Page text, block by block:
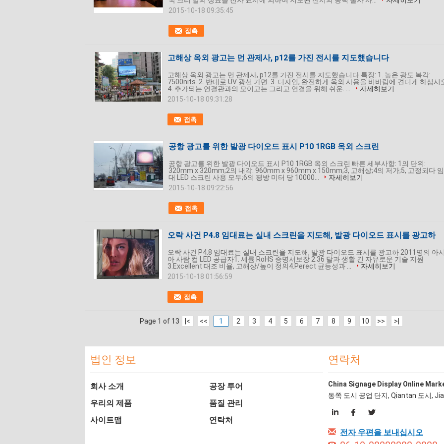
접촉
2015-10-18 09:35:45
고해상 옥외 광고는 먼 관제사, p12를 가진 전시를 지도했습니다
접촉
고해상 옥외 광고는 먼 관제사, p12를 가진 전시를 지도했습니다 특징: 1. 높은 광도 복각:
7500nits. 2. 반대로 UV 광선 가면. 3. 디자인, 완전하게 옥외 사용을 비바람에 견디게 하십시
4. 추가되는 연결관과의 모이고는 그리고 연결을 위해 쉬운. ...
자세히보기
2015-10-18 09:31:28
공항 광고를 위한 발광 다이오드 표시 P10 1RGB 옥외 스크린
접촉
공항 광고를 위한 발광 다이오드 표시 P10 1RGB 옥외 스크린 빠른 세부사항: 1의 단위:
320mm x 320mm;2의 내각: 960mm x 960mm x 150mm;3, 고해상;4의 저가;5, 고정되다 임
대 LED 스크린 사용 모두;6의 평방 미터 당 10000...
자세히보기
2015-10-18 09:22:56
오락 사건 P4.8 임대료는 실내 스크린을 지도해, 발광 다이오드 표시를 광고하
접촉
오락 사건 P4.8 임대료는 실내 스크린을 지도해, 발광 다이오드 표시를 광고하 2011명의 아
아 사람 컵 LED 공급자1. 세륨 RoHS 증명서보장 2.36 달과 생활 긴 자유로운 기술 지원
3.Excellent 대조 비율, 고해상/높이 정의4.Perect 균등성과 ...
자세히보기
2015-10-18 01:56:59
Page 1 of 13 |< << 1 2 3 4 5 6 7 8 9 10 >> >|
법인 정보
회사 소개
우리의 제품
사이트맵
공장 투어
품질 관리
연락처
연락처
China Signage Display Online
동쪽 도시 공업 단지, Qiantan 도시,
전자 우편을 보내십시오